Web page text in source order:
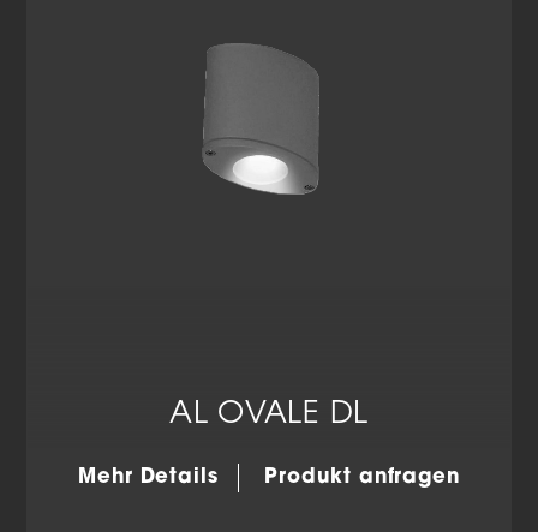
AL OVALE DL
Mehr Details Produkt anfragen